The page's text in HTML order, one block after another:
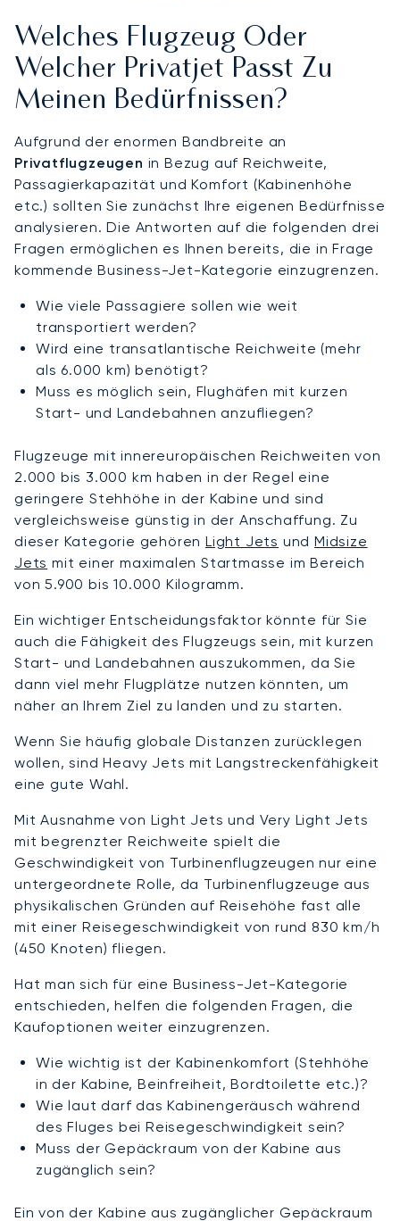
Welches Flugzeug Oder
Welcher Privatjet Passt Zu
Meinen Bedürfnissen?
Aufgrund der enormen Bandbreite an
Privatflugzeugen in Bezug auf Reichweite,
Passagierkapazität und Komfort (Kabinenhöhe
etc.) sollten Sie zunächst Ihre eigenen Bedürfnisse
analysieren. Die Antworten auf die folgenden drei
Fragen ermöglichen es Ihnen bereits, die in Frage
kommende Business-Jet-Kategorie einzugrenzen.
Wie viele Passagiere sollen wie weit
transportiert werden?
Wird eine transatlantische Reichweite (mehr
als 6.000 km) benötigt?
Muss es möglich sein, Flughäfen mit kurzen
Start- und Landebahnen anzufliegen?
Flugzeuge mit innereuropäischen Reichweiten von
2.000 bis 3.000 km haben in der Regel eine
geringere Stehhöhe in der Kabine und sind
vergleichsweise günstig in der Anschaffung. Zu
dieser Kategorie gehörenLight Jets undMidsize
Jets mit einer maximalen Startmasse im Bereich
von 5.900 bis 10.000 Kilogramm.
Ein wichtiger Entscheidungsfaktor könnte für Sie
auch die Fähigkeit des Flugzeugs sein, mit kurzen
Start- und Landebahnen auszukommen, da Sie
dann viel mehr Flugplätze nutzen könnten, um
näher an Ihrem Ziel zu landen und zu starten.
Wenn Sie häufig globale Distanzen zurücklegen
wollen, sind Heavy Jets mit Langstreckenfähigkeit
eine gute Wahl.
Mit Ausnahme von Light Jets und Very Light Jets
mit begrenzter Reichweite spielt die
Geschwindigkeit von Turbinenflugzeugen nur eine
untergeordnete Rolle, da Turbinenflugzeuge aus
physikalischen Gründen auf Reisehöhe fast alle
mit einer Reisegeschwindigkeit von rund 830 km/h
(450 Knoten) fliegen.
Hat man sich für eine Business-Jet-Kategorie
entschieden, helfen die folgenden Fragen, die
Kaufoptionen weiter einzugrenzen.
Wie wichtig ist der Kabinenkomfort (Stehhöhe
in der Kabine, Beinfreiheit, Bordtoilette etc.)?
Wie laut darf das Kabinengeräusch während
des Fluges bei Reisegeschwindigkeit sein?
Muss der Gepäckraum von der Kabine aus
zugänglich sein?
Ein von der Kabine aus zugänglicher Gepäckraum